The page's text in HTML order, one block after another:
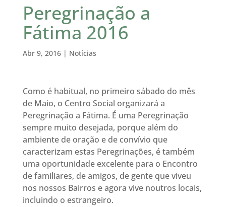
Peregrinação a
Fátima 2016
Abr 9, 2016| Notícias
Como é habitual, no primeiro sábado do mês
de Maio, o Centro Social organizará a
Peregrinação a Fátima. É uma Peregrinação
sempre muito desejada, porque além do
ambiente de oração e de convívio que
caracterizam estas Peregrinações, é também
uma oportunidade excelente para o Encontro
de familiares, de amigos, de gente que viveu
nos nossos Bairros e agora vive noutros locais,
incluindo o estrangeiro.